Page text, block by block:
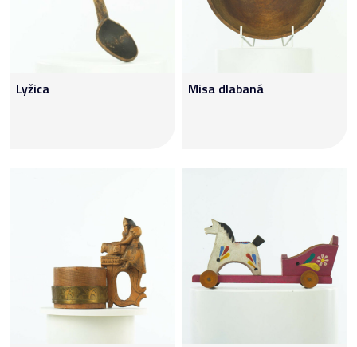
Lyžica Misa dlabaná